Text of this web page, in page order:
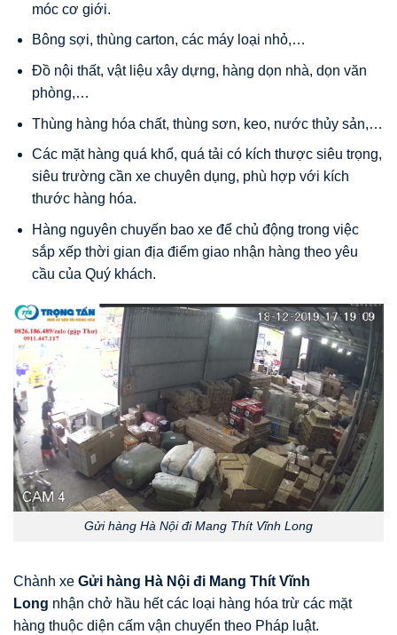
móc cơ giới.
Bông sợi, thùng carton, các máy loại nhỏ,…
Đồ nội thất, vật liệu xây dựng, hàng dọn nhà, dọn văn
phòng,…
Thùng hàng hóa chất, thùng sơn, keo, nước thủy sản,…
Các mặt hàng quá khổ, quá tải có kích thược siêu trọng,
siêu trường cần xe chuyên dụng, phù hợp với kích
thước hàng hóa.
Hàng nguyên chuyến bao xe để chủ động trong việc
sắp xếp thời gian địa điểm giao nhận hàng theo yêu
cầu của Quý khách.
Gửi hàng Hà Nội đi Mang Thít Vĩnh Long
Chành xe Gửi hàng Hà Nội đi Mang Thít Vĩnh
Long nhận chở hầu hết các loại hàng hóa trừ các mặt
hàng thuộc diện cấm vận chuyển theo Pháp luật.